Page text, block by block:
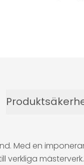
Med en
mästerverk.